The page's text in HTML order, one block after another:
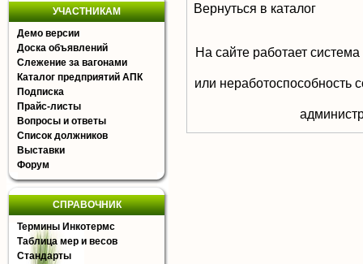
УЧАСТНИКАМ
Демо версии
Доска объявлений
Слежение за вагонами
Каталог предприятий АПК
Подписка
Прайс-листы
Вопросы и ответы
Список должников
Выставки
Форум
СПРАВОЧНИК
Термины Инкотермс
Таблица мер и весов
Стандарты
Вернуться в каталог
На сайте работает
или неработоспособность